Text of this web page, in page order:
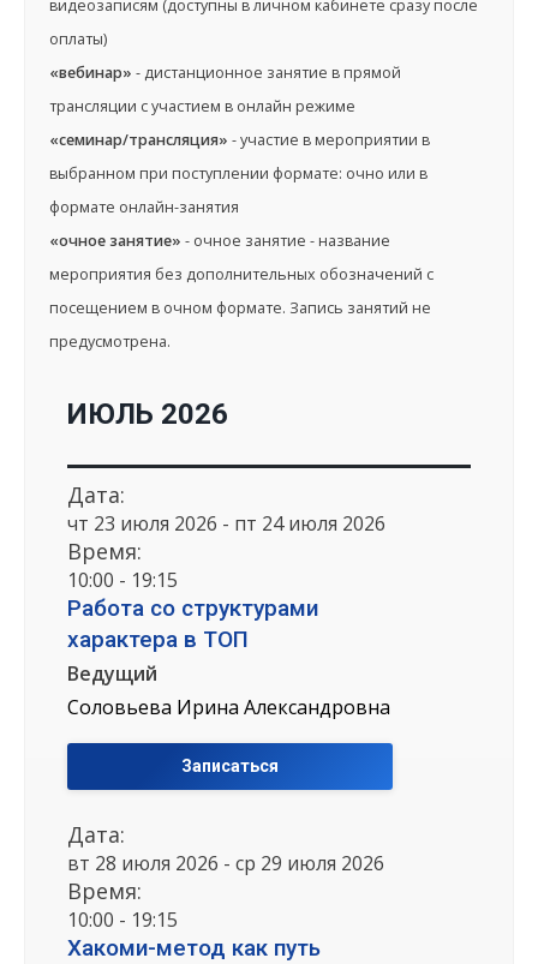
видеозаписям (доступны в личном кабинете сразу после
оплаты)
«вебинар» - дистанционное занятие в прямой
трансляции с участием в онлайн режиме
«семинар/трансляция» - участие в мероприятии в
выбранном при поступлении формате: очно или в
формате онлайн-занятия
«очное занятие» - очное занятие - название
мероприятия без дополнительных обозначений с
посещением в очном формате. Запись занятий не
предусмотрена.
ИЮЛЬ 2026
Дата:
чт 23 июля 2026 - пт 24 июля 2026
Время:
10:00 - 19:15
Работа со структурами
характера в ТОП
Ведущий
Соловьева Ирина Александровна
Записаться
Дата:
вт 28 июля 2026 - ср 29 июля 2026
Время:
10:00 - 19:15
Хакоми-метод как путь